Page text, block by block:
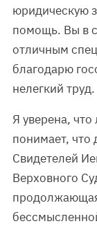
юридическую
помощь. Вы в
отличным
благодарю
нелегкий труд.
Я уверена,
понимает, что
Свидетелей
Верховного